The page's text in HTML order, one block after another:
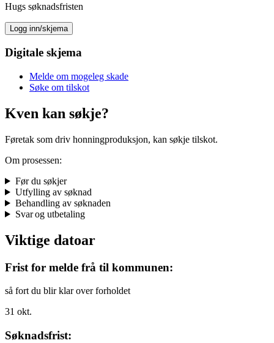
Hugs søknadsfristen
Logg inn/skjema
Digitale skjema
Melde om mogeleg skade
Søke om tilskot
Kven kan søkje?
Føretak som driv honningproduksjon, kan søkje tilskot.
Om prosessen:
Før du søkjer
Utfylling av søknad
Behandling av søknaden
Svar og utbetaling
Viktige datoar
Frist for melde frå til kommunen:
så fort du blir klar over forholdet
31 okt.
Søknadsfrist: